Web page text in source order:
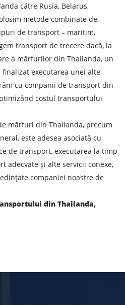
către Rusia, Belarus,
metode combinate de
de transport – maritim,
transport de trecere dacă, la
a mărfurilor din Thailanda, un
executarea unei alte
cu companii de transport din
costul transportului
mărfuri din Thailanda, precum
este adesea asociată cu
de transport, executarea la timp
adecvate și alte servicii conexe,
companiei noastre de
din Thailanda,
t )
cereri, sunteți de acord cu